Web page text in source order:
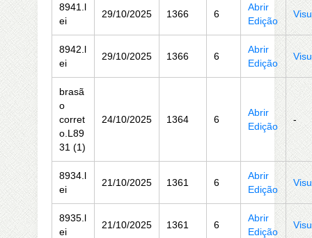
8941.l
ei
29/10/2025 1366 6
Abrir
Edição
8942.l
ei
29/10/2025 1366 6
Abrir
Edição
brasã
o
corret
o.L89
31 (1)
24/10/2025 1364 6
Abrir
Edição
-
8934.l
ei
21/10/2025 1361 6
Abrir
Edição
8935.l
ei
21/10/2025 1361 6
Abrir
Edição